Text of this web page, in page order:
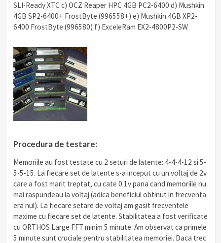
SLI-Ready XTC c) OCZ Reaper HPC 4GB PC2-6400 d) Mushkin
4GB SP2-6400+ FrostByte (996558+) e) Mushkin 4GB XP2-
6400 FrostByte (996580) f) ExceleRam EX2-4800P2-SW
Procedura de testare:
Memoriile au fost testate cu 2 seturi de latente: 4-4-4-12 si 5-
5-5-15. La fiecare set de latente s-a inceput cu un voltaj de 2v
care a fost marit treptat, cu cate 0.1v pana cand memoriile nu
mai raspundeau la voltaj (adica beneficiul obtinut in frecventa
era nul). La fiecare setare de voltaj am gasit frecventele
maxime cu fiecare set de latente. Stabilitatea a fost verificate
cu ORTHOS Large FFT minim 5 minute. Am observat ca primele
5 minute sunt cruciale pentru stabilitatea memoriei. Daca trec